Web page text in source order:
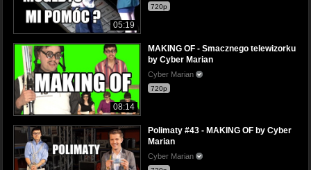
05:19
720p
08:14
MAKING OF - Smacznego telewizorku
by Cyber Marian
Cyber Marian
720p
Polimaty #43 - MAKING OF by Cyber
Marian
Cyber Marian